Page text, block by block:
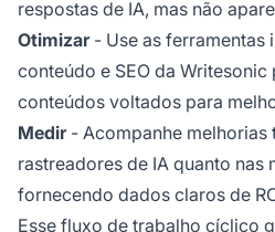
respostas de IA, mas não
Otimizar- Use as ferramentas
conteúdo e SEO da
conteúdos voltados para
Medir- Acompanhe melhorias
rastreadores de IA quanto nas
fornecendo dados claros de
Esse fluxo de trabalho cíclico